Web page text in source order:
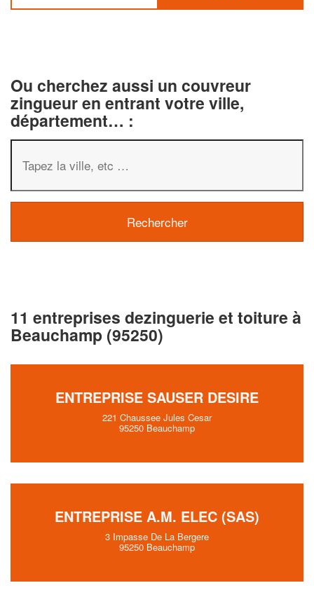
Ou cherchez aussi un couvreur
zingueur en entrant votre ville,
département… :
11 entreprises dezinguerie et toiture à
Beauchamp (95250)
ENTREPRISE SAUSER DESIRE
221 Chaussee Jules Cesar
95250 Beauchamp
ENTREPRISE A.M. ELEC (SAS)
3 Impasse De La Bergere
95250 Beauchamp